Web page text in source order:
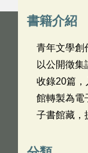
書籍介紹
青年文學創
以公開徵
收錄20篇
館轉製為電
子書館藏，